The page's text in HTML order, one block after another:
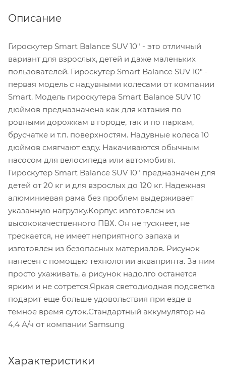
Описание
Гироскутер Smart Balance SUV 10" - это отличный
вариант для взрослых, детей и даже маленьких
пользователей. Гироскутер Smart Balance SUV 10" -
первая модель с надувными колесами от компании
Smart. Модель гироскутера Smart Balance SUV 10
дюймов предназначена как для катания по
ровными дорожкам в городе, так и по паркам,
брусчатке и т.п. поверхностям. Надувные колеса 10
дюймов смягчают езду. Накачиваются обычным
насосом для велосипеда или автомобиля.
Гироскутер Smart Balance SUV 10" предназначен для
детей от 20 кг и для взрослых до 120 кг. Надежная
алюминиевая рама без проблем выдерживает
указанную нагрузку.Корпус изготовлен из
высококачественного ПВХ. Он не тускнеет, не
трескается, не имеет неприятного запаха и
изготовлен из безопасных материалов. Рисунок
нанесен с помощью технологии аквапринта. За ним
просто ухаживать, а рисунок надолго останется
ярким и не сотрется.Яркая светодиодная подсветка
подарит еще больше удовольствия при езде в
темное время суток.Стандартный аккумулятор на
4,4 А/ч от компании Samsung
Характеристики